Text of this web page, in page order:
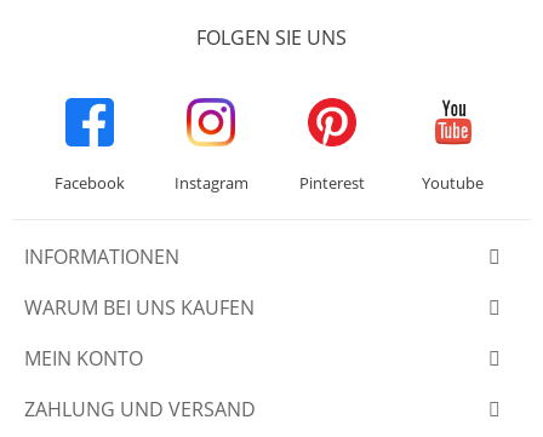
FOLGEN SIE UNS
Facebook Instagram Pinterest Youtube
INFORMATIONEN
WARUM BEI UNS KAUFEN
MEIN KONTO
ZAHLUNG UND VERSAND